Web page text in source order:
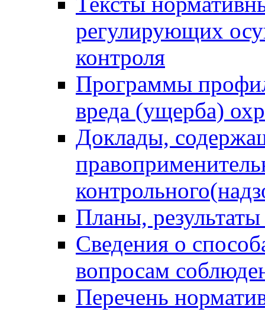
регулирующих
контроля
Программы
вреда (ущерба)
Доклады,
Планы,
Сведения о
вопросам
Перечень